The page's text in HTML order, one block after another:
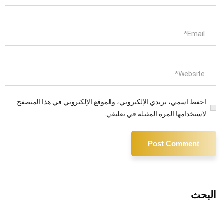
احفظ اسمي، بريدي الإلكتروني، والموقع الإلكتروني في هذا المتصفح
لاستخدامها المرة المقبلة في تعليقي.
البحث